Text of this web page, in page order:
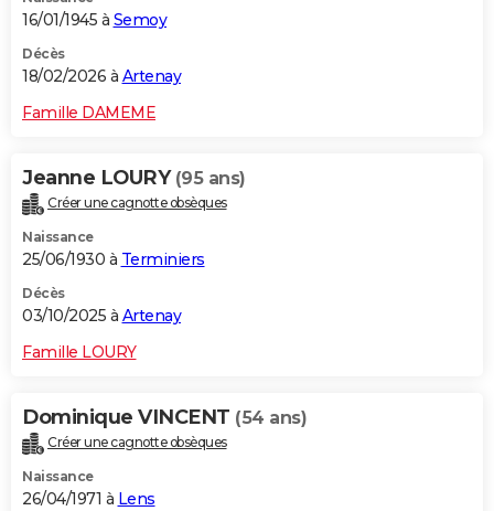
S'inscrire
Se connecter
Lycées
Collèges
Primaires
Universités
Entreprises
Service militaire
Avis de recherche
AVIS DE DÉCÈS
FORUM
16/01/1945 à Semoy
Décès
18/02/2026 à Artenay
Famille DAMEME
Jeanne LOURY (95 ans)
Créer une cagnotte obsèques
Naissance
25/06/1930 à Terminiers
Décès
03/10/2025 à Artenay
Famille LOURY
Dominique VINCENT (54 ans)
Créer une cagnotte obsèques
Naissance
26/04/1971 à Lens